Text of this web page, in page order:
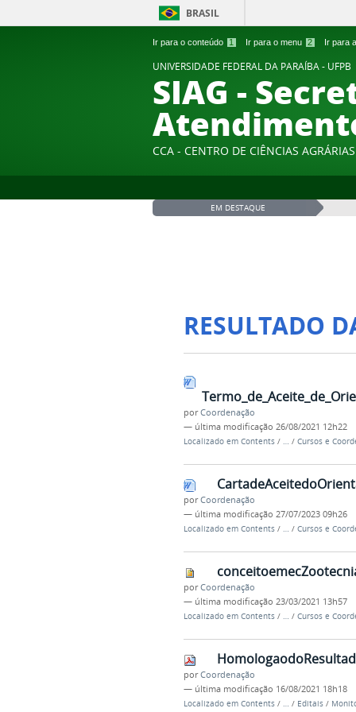
Ir para o conteúdo 1 Ir para o menu 2 Ir para
BRASIL
UNIVERSIDADE FEDERAL DA PARAÍBA - UFPB
SIAG -
CCA - CENTRO DE CIÊNCIAS AGRÁRIAS
EM DESTAQUE
RESULTADO
porCoordenação
— última modificação 26/08/2021 12h22
Localizado em Contents / … / Cursos e
porCoordenação
— última modificação 27/07/2023 09h26
Localizado em Contents / … / Cursos e
porCoordenação
— última modificação 23/03/2021 13h57
Localizado em Contents / … / Cursos e
porCoordenação
— última modificação 16/08/2021 18h18
Localizado em Contents / / Editais /